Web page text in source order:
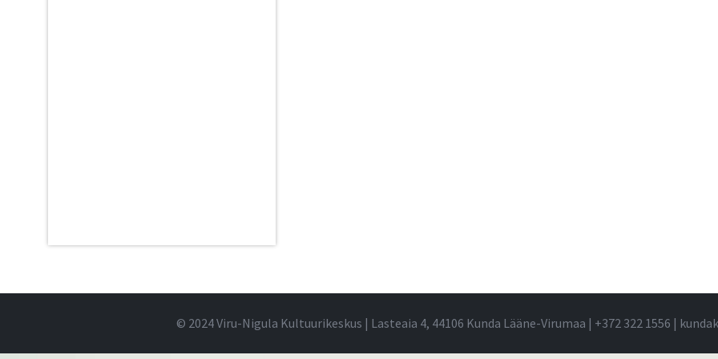
© 2024 Viru-Nigula Kultuurikeskus | Lasteaia 4, 44106 Kunda Lääne-Virumaa | +372 322 1556 |